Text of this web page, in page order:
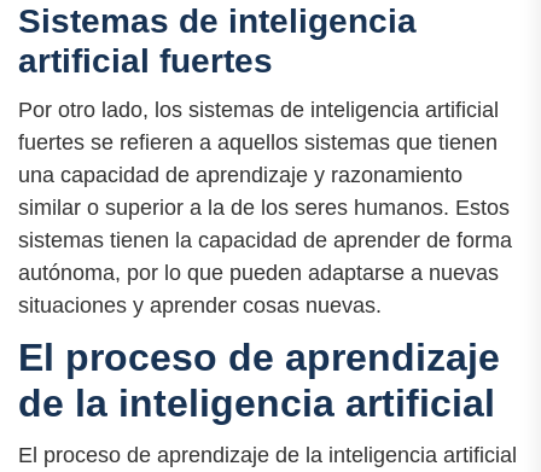
Sistemas de inteligencia
artificial fuertes
Por otro lado, los sistemas de inteligencia artificial
fuertes se refieren a aquellos sistemas que tienen
una capacidad de aprendizaje y razonamiento
similar o superior a la de los seres humanos. Estos
sistemas tienen la capacidad de aprender de forma
autónoma, por lo que pueden adaptarse a nuevas
situaciones y aprender cosas nuevas.
El proceso de aprendizaje
de la inteligencia artificial
El proceso de aprendizaje de la inteligencia artificial